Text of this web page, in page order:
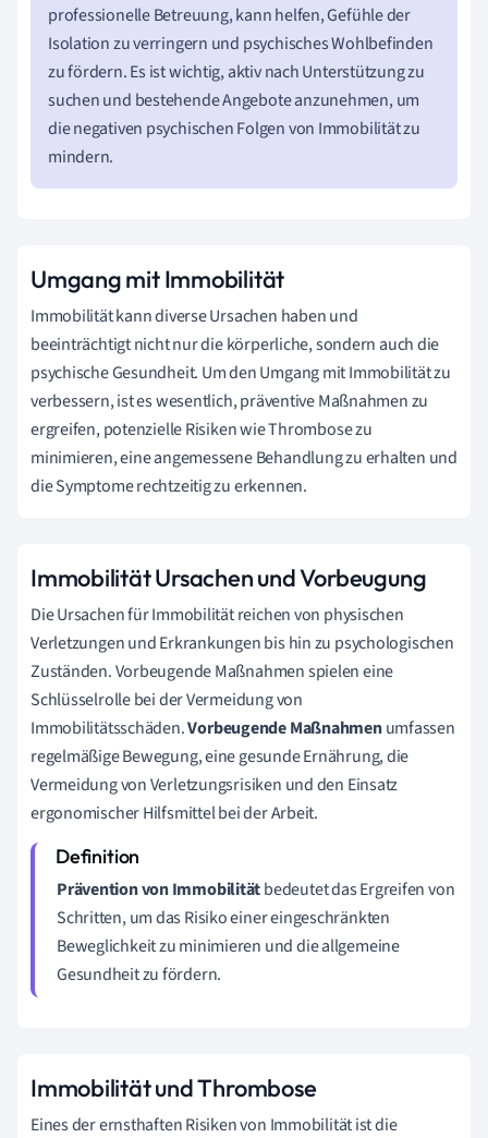
professionelle Betreuung, kann helfen, Gefühle der
Isolation zu verringern und psychisches Wohlbefinden
zu fördern. Es ist wichtig, aktiv nach Unterstützung zu
suchen und bestehende Angebote anzunehmen, um
die negativen psychischen Folgen von Immobilität zu
mindern.
Umgang mit Immobilität
Immobilität kann diverse Ursachen haben und
beeinträchtigt nicht nur die körperliche, sondern auch die
psychische Gesundheit. Um den Umgang mit Immobilität zu
verbessern, ist es wesentlich, präventive Maßnahmen zu
ergreifen, potenzielle Risiken wie Thrombose zu
minimieren, eine angemessene Behandlung zu erhalten und
die Symptome rechtzeitig zu erkennen.
Immobilität Ursachen und Vorbeugung
Die Ursachen für Immobilität reichen von physischen
Verletzungen und Erkrankungen bis hin zu psychologischen
Zuständen. Vorbeugende Maßnahmen spielen eine
Schlüsselrolle bei der Vermeidung von
Immobilitätsschäden.Vorbeugende Maßnahmenumfassen
regelmäßige Bewegung, eine gesunde Ernährung, die
Vermeidung von Verletzungsrisiken und den Einsatz
ergonomischer Hilfsmittel bei der Arbeit.
Prävention von Immobilitätbedeutet das Ergreifen von
Schritten, um das Risiko einer eingeschränkten
Beweglichkeit zu minimieren und die allgemeine
Gesundheit zu fördern.
Immobilität und Thrombose
Eines der ernsthaften Risiken von Immobilität ist die